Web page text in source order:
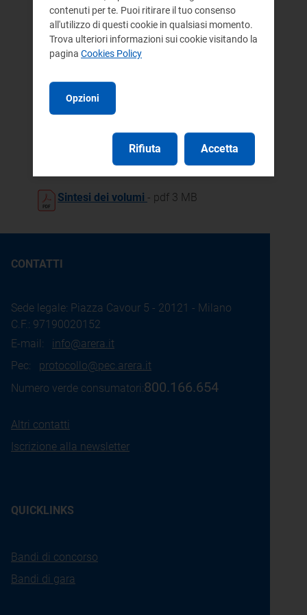
teleriscaldamento e
teleraffrescamento
Regolazione del ciclo dei rifiuti
Mercati retail
Tutela dei consumatori
Vigilanza e contenzioso
Attuazione della regolazione,
comunicazione, organizzazione e
Sintesi dei volumi - pdf 3 MB
CONTATTI
Sede legale: Piazza Cavour 5 - 20121 - Milano
C.F.: 97190020152
E-mail: info@arera.it
Pec: protocollo@pec.arera.it
Numero verde consumatori:800.166.654
Altri contatti
Iscrizione alla newsletter
QUICKLINKS
Bandi di concorso
Bandi di gara
contenuti per te. Puoi ritirare il tuo consenso
all'utilizzo di questi cookie in qualsiasi momento.
Trova ulteriori informazioni sui cookie visitando la
pagina Cookies Policy
Opzioni
Rifiuta Accetta